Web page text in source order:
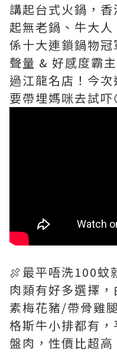
講起台式火鍋，
起無老鍋、牛大
係十大連鎖鍋物
聲量 & 好感度霸
過江龍名店！今
要帶埋媽咪去試吓
🍖最平唔洗100蚊
肉類有好多選擇
素梅花豬/帶骨雞
格斯牛小排都有
盤肉，性價比超高